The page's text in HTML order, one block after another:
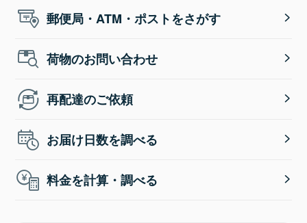
郵便局・ATM・ポストをさがす
荷物のお問い合わせ
再配達のご依頼
お届け日数を調べる
料金を計算・調べる